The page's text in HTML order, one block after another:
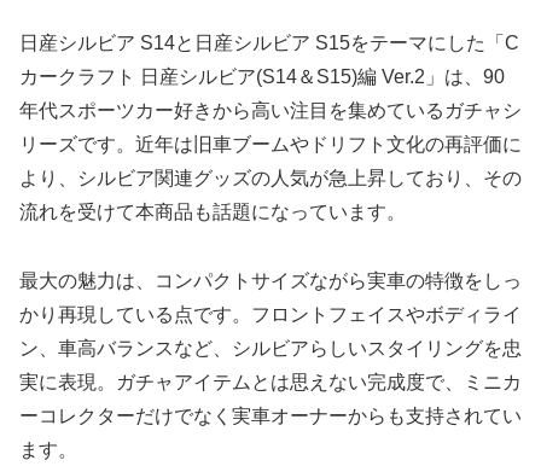
日産シルビア S14と日産シルビア S15をテーマにした「C
カークラフト 日産シルビア(S14＆S15)編 Ver.2」は、90
年代スポーツカー好きから高い注目を集めているガチャシ
リーズです。近年は旧車ブームやドリフト文化の再評価に
より、シルビア関連グッズの人気が急上昇しており、その
流れを受けて本商品も話題になっています。
最大の魅力は、コンパクトサイズながら実車の特徴をしっ
かり再現している点です。フロントフェイスやボディライ
ン、車高バランスなど、シルビアらしいスタイリングを忠
実に表現。ガチャアイテムとは思えない完成度で、ミニカ
ーコレクターだけでなく実車オーナーからも支持されてい
ます。